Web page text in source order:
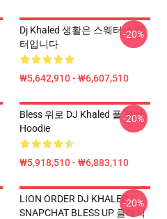
Dj Khaled 생활은 스웨터 스웨
터입니다
₩5,642,910 - ₩6,607,510
-20%
Bless 위로 DJ Khaled 풀 오버
Hoodie
₩5,918,510 - ₩6,883,110
-20%
LION ORDER DJ KHALED
SNAPCHAT BLESS UP 클래식
-20%